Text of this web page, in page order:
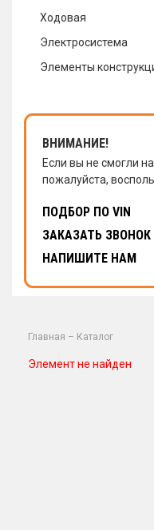
Ходовая
Электросистема
Элементы
ВНИМАНИЕ!
Если вы не смогли
пожалуйста,
ПОДБОР ПО VIN
ЗАКАЗАТЬ ЗВОНОК
НАПИШИТЕ НАМ
Главная – Каталог
Элемент не найден